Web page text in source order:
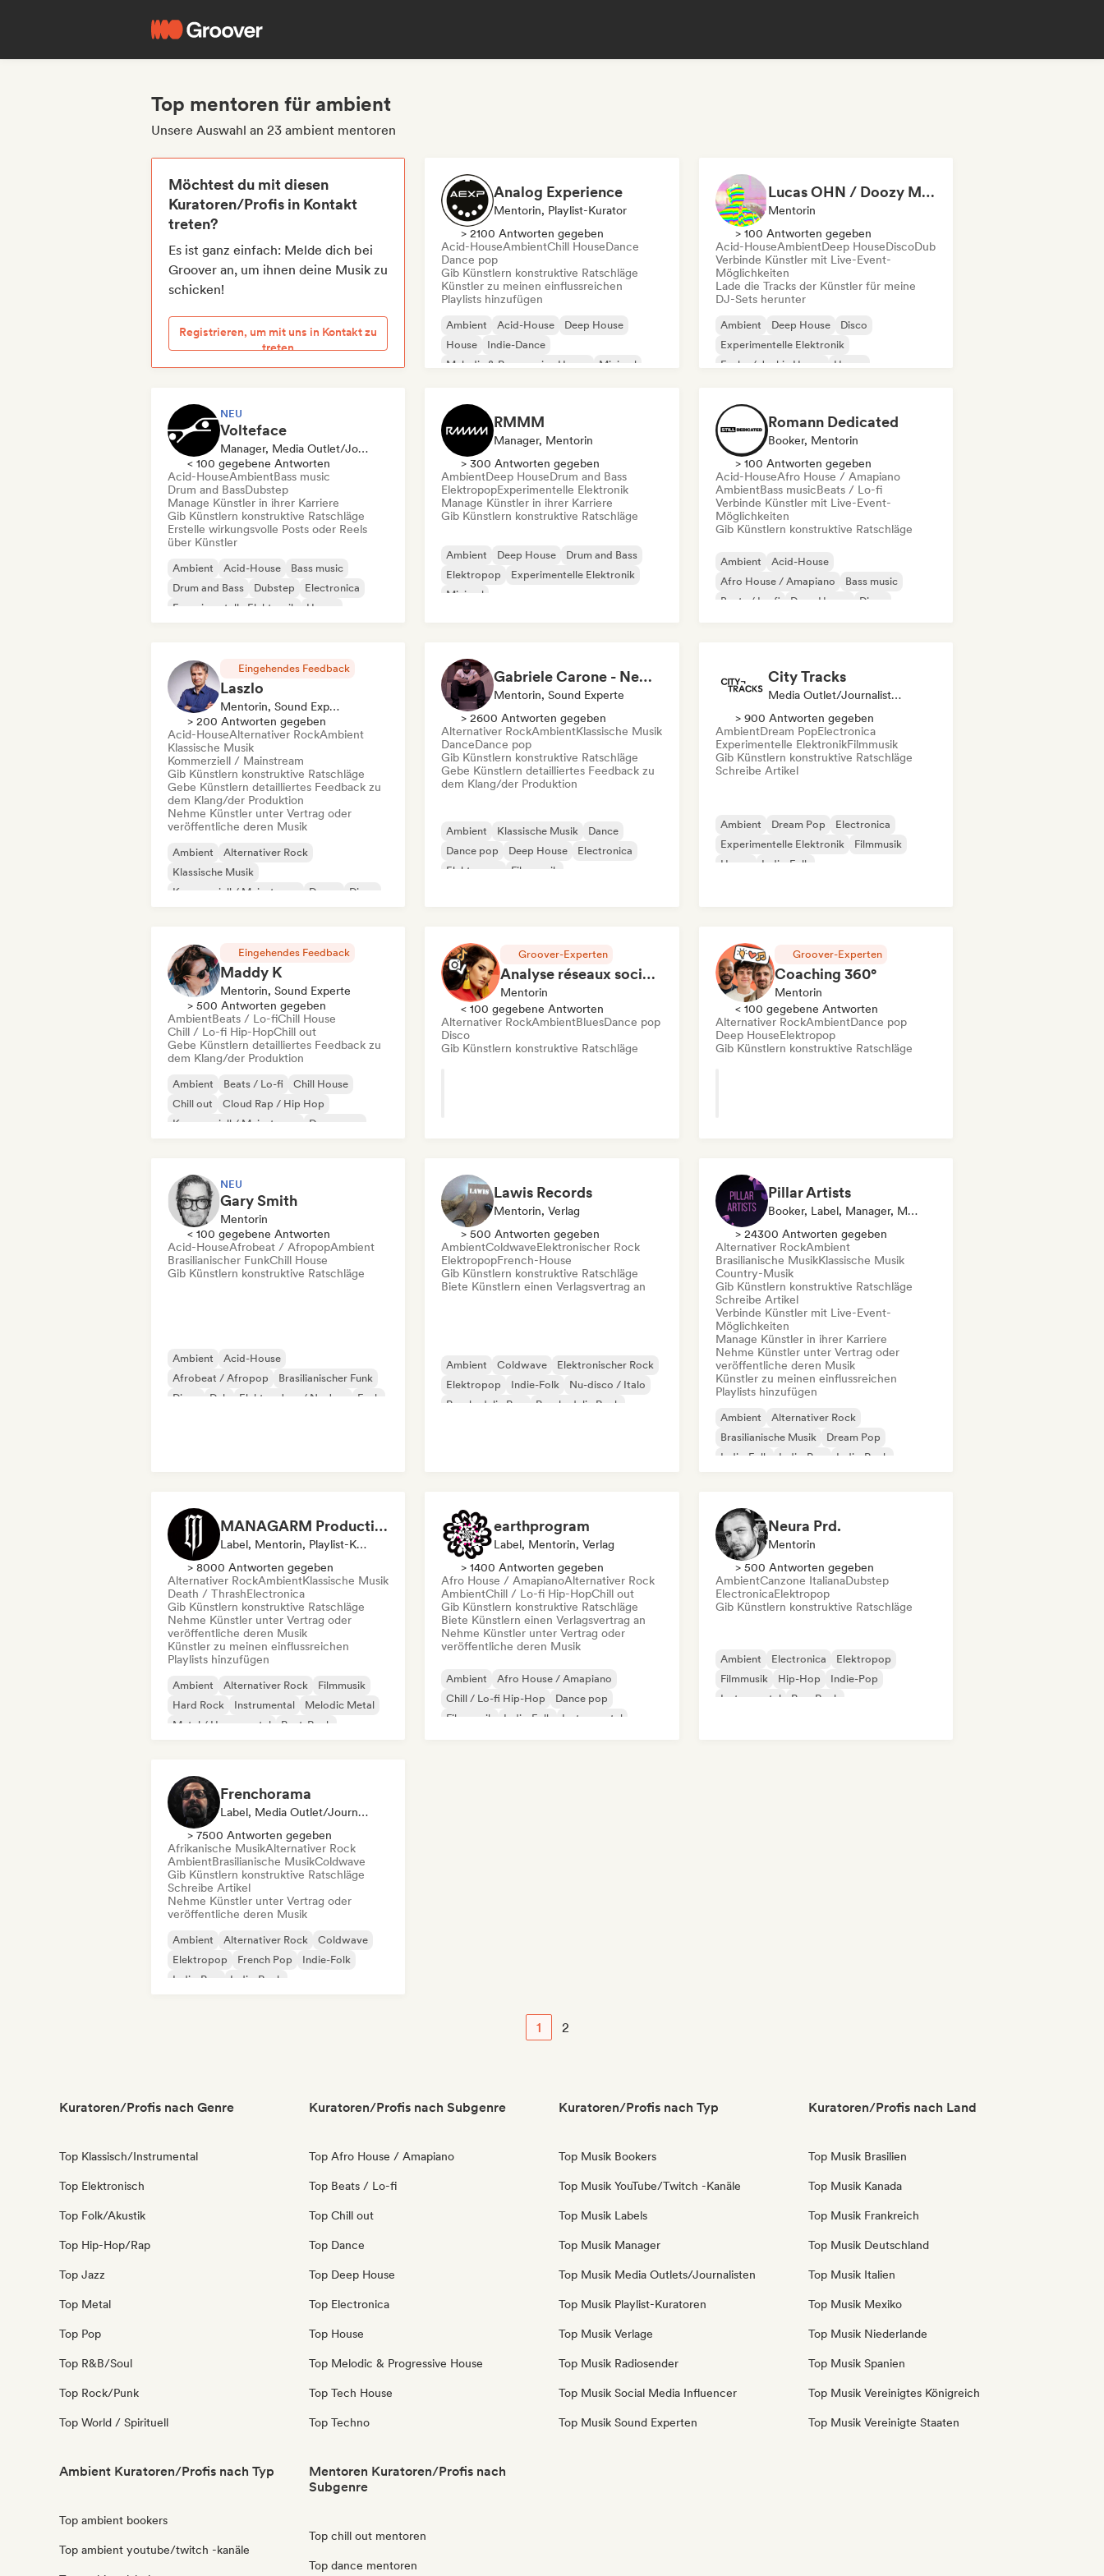
Top mentoren für ambient
Unsere Auswahl an 23 ambient mentoren
Möchtest du mit diesen
Kuratoren/Profis in Kontakt
treten?
Es ist ganz einfach: Melde dich bei
Groover an, um ihnen deine Musik zu
schicken!
Registrieren, um mit uns in Kontakt zu
treten
Analog Experience
Mentorin, Playlist-Kurator
> 2100 Antworten gegeben
Acid-HouseAmbientChill HouseDance
Dance pop
Gib Künstlern konstruktive Ratschläge
Künstler zu meinen einflussreichen
Playlists hinzufügen
Ambient Acid-House
Deep House
House
Indie-Dance
Melodic & Progressive House
Minimal
Lucas OHN / Doozy Magazine
Mentorin
> 100 Antworten gegeben
Acid-HouseAmbientDeep HouseDiscoDub
Verbinde Künstler mit Live-Event-
Möglichkeiten
Lade die Tracks der Künstler für meine
DJ-Sets herunter
Ambient Deep House
Disco
Experimentelle Elektronik
Funky / Jackin House
House
Organischer House / Downtempo
NEU
Volteface
Manager, Media Outlet/Journalist, Mentorin
< 100 gegebene Antworten
Acid-HouseAmbientBass music
Drum and BassDubstep
Manage Künstler in ihrer Karriere
Gib Künstlern konstruktive Ratschläge
Erstelle wirkungsvolle Posts oder Reels
über Künstler
Ambient Acid-House
Bass music
Drum and Bass
Dubstep
Electronica
Experimentelle Elektronik
House
RMMM
Manager, Mentorin
> 300 Antworten gegeben
AmbientDeep HouseDrum and Bass
ElektropopExperimentelle Elektronik
Manage Künstler in ihrer Karriere
Gib Künstlern konstruktive Ratschläge
Ambient Deep House
Drum and Bass
Elektropop
Experimentelle Elektronik
Minimal
Romann Dedicated
Booker, Mentorin
> 100 Antworten gegeben
Acid-HouseAfro House / Amapiano
AmbientBass musicBeats / Lo-fi
Verbinde Künstler mit Live-Event-
Möglichkeiten
Gib Künstlern konstruktive Ratschläge
Ambient
Acid-House
Afro House / Amapiano
Bass music
Beats / Lo-fi
Deep House
Disco
Eingehendes Feedback
Laszlo
Mentorin, Sound Experte
> 200 Antworten gegeben
Acid-HouseAlternativer RockAmbient
Klassische Musik
Kommerziell / Mainstream
Gib Künstlern konstruktive Ratschläge
Gebe Künstlern detailliertes Feedback zu
dem Klang/der Produktion
Nehme Künstler unter Vertrag oder
veröffentliche deren Musik
Ambient
Alternativer Rock
Klassische Musik
Kommerziell / Mainstream
Dance
Disco
Gabriele Carone - NewAir Studio
Mentorin, Sound Experte
> 2600 Antworten gegeben
Alternativer RockAmbientKlassische Musik
DanceDance pop
Gib Künstlern konstruktive Ratschläge
Gebe Künstlern detailliertes Feedback zu
dem Klang/der Produktion
Ambient Klassische Musik
Dance
Dance pop
Deep House
Electronica
Elektropop
Filmmusik
City Tracks
Media Outlet/Journalist, Mentorin
> 900 Antworten gegeben
AmbientDream PopElectronica
Experimentelle ElektronikFilmmusik
Gib Künstlern konstruktive Ratschläge
Schreibe Artikel
Ambient Dream Pop
Electronica
Experimentelle Elektronik
Filmmusik
House
Indie-Folk
Eingehendes Feedback
Maddy K
Mentorin, Sound Experte
> 500 Antworten gegeben
AmbientBeats / Lo-fiChill House
Chill / Lo-fi Hip-HopChill out
Gebe Künstlern detailliertes Feedback zu
dem Klang/der Produktion
Ambient Beats / Lo-fi
Chill House
Chill out
Cloud Rap / Hip Hop
Kommerziell / Mainstream
Dance pop
Groover-Experten
Analyse réseaux sociaux et présence en ligne
Mentorin
< 100 gegebene Antworten
Alternativer RockAmbientBluesDance pop
Disco
Gib Künstlern konstruktive Ratschläge
Groover-Experten
Coaching 360°
Mentorin
< 100 gegebene Antworten
Alternativer RockAmbientDance pop
Deep HouseElektropop
Gib Künstlern konstruktive Ratschläge
NEU
Gary Smith
Mentorin
< 100 gegebene Antworten
Acid-HouseAfrobeat / AfropopAmbient
Brasilianischer FunkChill House
Gib Künstlern konstruktive Ratschläge
Ambient
Acid-House
Afrobeat / Afropop
Brasilianischer Funk
Disco
Dub Elektro-Jazz / Nu Jazz Funk
Lawis Records
Mentorin, Verlag
> 500 Antworten gegeben
AmbientColdwaveElektronischer Rock
ElektropopFrench-House
Gib Künstlern konstruktive Ratschläge
Biete Künstlern einen Verlagsvertrag an
Ambient Coldwave
Elektronischer Rock
Elektropop
Indie-Folk
Nu-disco / Italo
Psychedelic Pop
Psychedelic Rock
Pillar Artists
Booker, Label, Manager, Media Outlet/Journalist, Mentorin, Playlist-Kurator
> 24300 Antworten gegeben
Alternativer RockAmbient
Brasilianische MusikKlassische Musik
Country-Musik
Gib Künstlern konstruktive Ratschläge
Schreibe Artikel
Verbinde Künstler mit Live-Event-
Möglichkeiten
Manage Künstler in ihrer Karriere
Nehme Künstler unter Vertrag oder
veröffentliche deren Musik
Künstler zu meinen einflussreichen
Playlists hinzufügen
Ambient
Alternativer Rock
Brasilianische Musik
Dream Pop
Indie-Folk
Indie-Pop
Indie-Rock
MANAGARM Productions
Label, Mentorin, Playlist-Kurator
> 8000 Antworten gegeben
Alternativer RockAmbientKlassische Musik
Death / ThrashElectronica
Gib Künstlern konstruktive Ratschläge
Nehme Künstler unter Vertrag oder
veröffentliche deren Musik
Künstler zu meinen einflussreichen
Playlists hinzufügen
Ambient Alternativer Rock
Filmmusik
Hard Rock
Instrumental
Melodic Metal
Metal / Heavy metal
Post-Rock
earthprogram
Label, Mentorin, Verlag
> 1400 Antworten gegeben
Afro House / AmapianoAlternativer Rock
AmbientChill / Lo-fi Hip-HopChill out
Gib Künstlern konstruktive Ratschläge
Biete Künstlern einen Verlagsvertrag an
Nehme Künstler unter Vertrag oder
veröffentliche deren Musik
Ambient
Afro House / Amapiano
Chill / Lo-fi Hip-Hop
Dance pop
Filmmusik
Indie-Folk
Instrumental
Neura Prd.
Mentorin
> 500 Antworten gegeben
AmbientCanzone ItalianaDubstep
ElectronicaElektropop
Gib Künstlern konstruktive Ratschläge
Ambient Electronica
Elektropop
Filmmusik
Hip-Hop
Indie-Pop
Instrumental
Pop-Rock
Frenchorama
Label, Media Outlet/Journalist, Mentorin
> 7500 Antworten gegeben
Afrikanische MusikAlternativer Rock
AmbientBrasilianische MusikColdwave
Gib Künstlern konstruktive Ratschläge
Schreibe Artikel
Nehme Künstler unter Vertrag oder
veröffentliche deren Musik
Ambient Alternativer Rock
Coldwave
Elektropop
French Pop
Indie-Folk
Indie-Pop
Indie-Rock
1 2
Kuratoren/Profis nach Genre
Top Klassisch/Instrumental
Top Elektronisch
Top Folk/Akustik
Top Hip-Hop/Rap
Top Jazz
Top Metal
Top Pop
Top R&B/Soul
Top Rock/Punk
Top World / Spirituell
Kuratoren/Profis nach Subgenre
Top Afro House / Amapiano
Top Beats / Lo-fi
Top Chill out
Top Dance
Top Deep House
Top Electronica
Top House
Top Melodic & Progressive House
Top Tech House
Top Techno
Kuratoren/Profis nach Typ
Top Musik Bookers
Top Musik YouTube/Twitch -Kanäle
Top Musik Labels
Top Musik Manager
Top Musik Media Outlets/Journalisten
Top Musik Playlist-Kuratoren
Top Musik Verlage
Top Musik Radiosender
Top Musik Social Media Influencer
Top Musik Sound Experten
Kuratoren/Profis nach Land
Top Musik Brasilien
Top Musik Kanada
Top Musik Frankreich
Top Musik Deutschland
Top Musik Italien
Top Musik Mexiko
Top Musik Niederlande
Top Musik Spanien
Top Musik Vereinigtes Königreich
Top Musik Vereinigte Staaten
Ambient Kuratoren/Profis nach Typ
Top ambient bookers
Top ambient youtube/twitch -kanäle
Mentoren Kuratoren/Profis nach
Subgenre
Top chill out mentoren
Top dance mentoren